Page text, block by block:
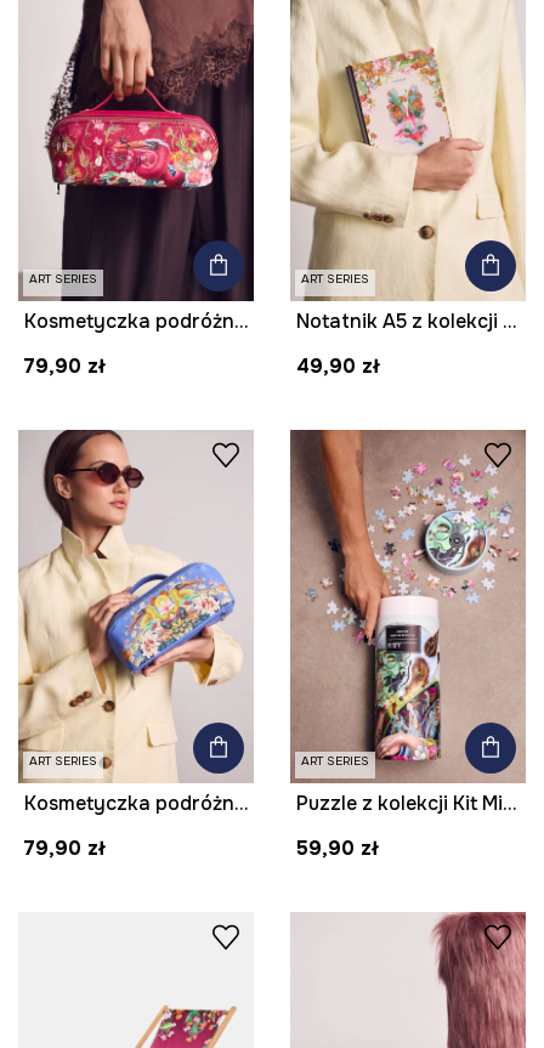
ART SERIES
Kosmetyczka podróżna z imitacji skóry z kolekcji Kit Mizeres x Medicine
79,90 zł
ART SERIES
Notatnik A5 z kolekcji Kit Mizeres x Medicine
49,90 zł
ART SERIES
Kosmetyczka podróżna z imitacji skóry z kolekcji Kit Mizeres x Medicine
79,90 zł
ART SERIES
Puzzle z kolekcji Kit Mizeres x Medicine
59,90 zł